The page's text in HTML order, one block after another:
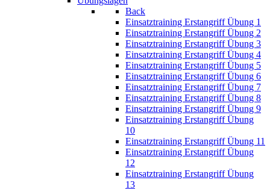
Back
Einsatztraining Erstangriff Übung 1
Einsatztraining Erstangriff Übung 2
Einsatztraining Erstangriff Übung 3
Einsatztraining Erstangriff Übung 4
Einsatztraining Erstangriff Übung 5
Einsatztraining Erstangriff Übung 6
Einsatztraining Erstangriff Übung 7
Einsatztraining Erstangriff Übung 8
Einsatztraining Erstangriff Übung 9
Einsatztraining Erstangriff Übung
10
Einsatztraining Erstangriff Übung 11
Einsatztraining Erstangriff Übung
12
Einsatztraining Erstangriff Übung
13